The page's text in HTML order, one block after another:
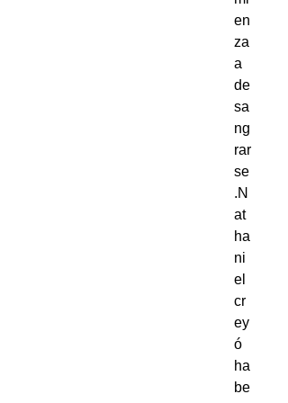
en
za
a
de
sa
ng
rar
se
.N
at
ha
ni
el
cr
ey
ó
ha
be